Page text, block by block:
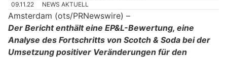
09.11.22 NEWS AKTUELL
Amsterdam (ots/PRNewswire) –
Der Bericht enthält eine EP&L-Bewertung, eine
Analyse des Fortschritts von Scotch & Soda bei der
Umsetzung positiver Veränderungen für den